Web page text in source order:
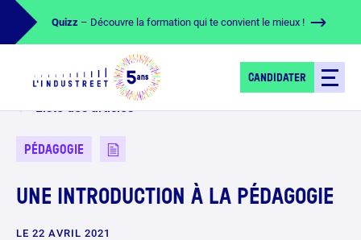
Quizz – Découvre la formation qui te convient le mieux !
CANDIDATER
Liste des articles
PÉDAGOGIE
UNE INTRODUCTION À LA PÉDAGOGIE
LE 22 AVRIL 2021